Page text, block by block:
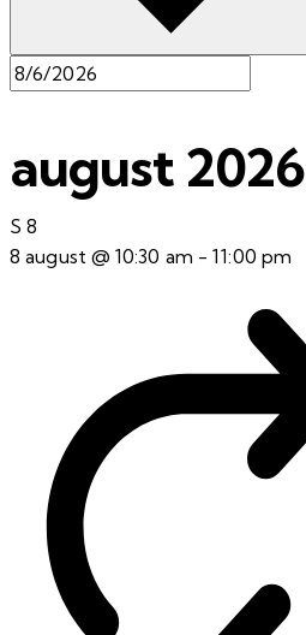
august 2026
S8
8 august @ 10:30 am -11:00 pm